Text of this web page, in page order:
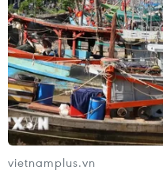
#tín dụng ưu tiên
#thị
#vốn hóa ngân hàng
Theo dõi VietnamPlus
vietnamplus.vn